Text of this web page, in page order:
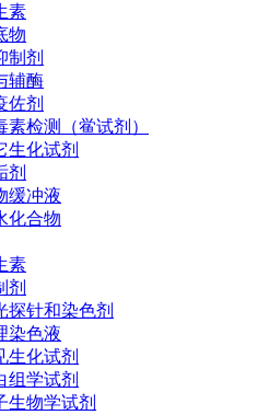
素
物
制剂
辅酶
佐剂
素检测（鲎试剂）
生化试剂
剂
缓冲液
化合物
素
剂
探针和染色剂
染色液
生化试剂
组学试剂
生物学试剂